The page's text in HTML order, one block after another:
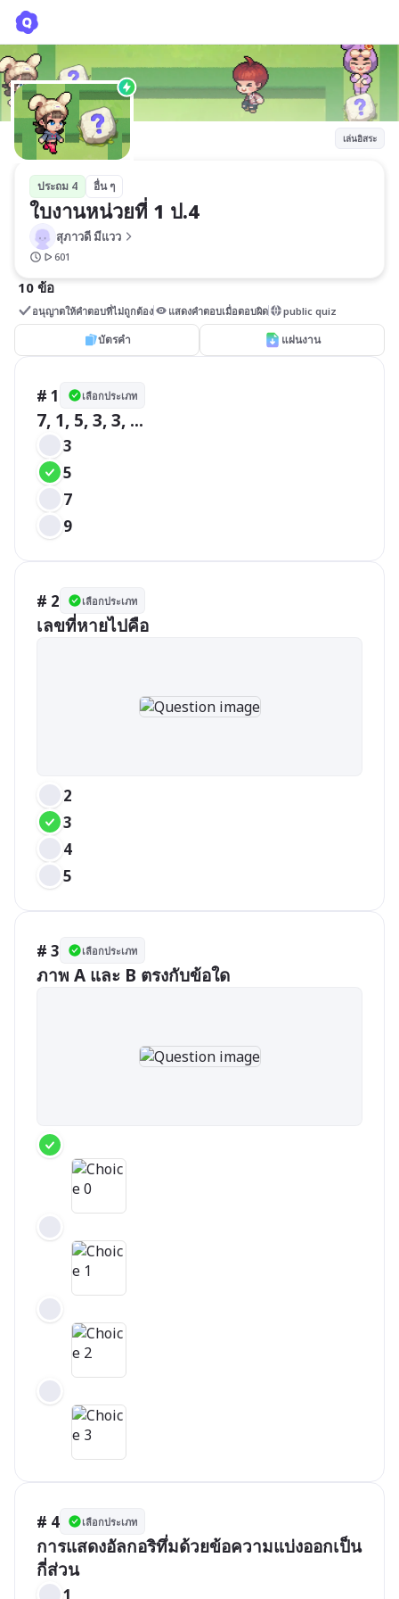
เล่นอิสระ
ประถม 4 อื่น ๆ
ใบงานหน่วยที่ 1 ป.4
สุภาวดี มีแวว
601
10 ข้อ
อนุญาตให้คำตอบที่ไม่ถูกต้อง แสดงคำตอบเมื่อตอบผิด public quiz
บัตรคำ แผ่นงาน
# 1 เลือกประเภท
7, 1, 5, 3, 3, ...
3
5
7
9
# 2 เลือกประเภท
เลขที่หายไปคือ
2
3
4
5
# 3 เลือกประเภท
ภาพ A และ B ตรงกับข้อใด
# 4 เลือกประเภท
การแสดงอัลกอริทึ่มด้วยข้อความแบ่งออกเป็น
กี่ส่วน
1